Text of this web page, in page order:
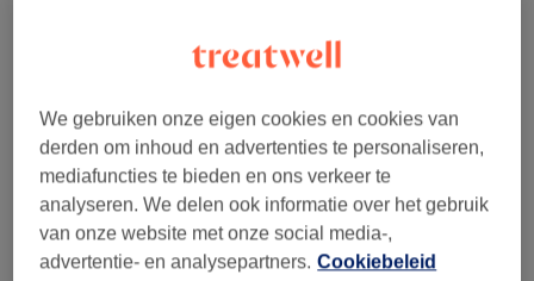
Triple Ice Diode Laser (20) vanaf €8,50
Reviews
We gebruiken onze eigen cookies en cookies van
derden om inhoud en advertenties te personaliseren,
mediafuncties te bieden en ons verkeer te
analyseren. We delen ook informatie over het gebruik
van onze website met onze social media-,
advertentie- en analysepartners. Cookiebeleid